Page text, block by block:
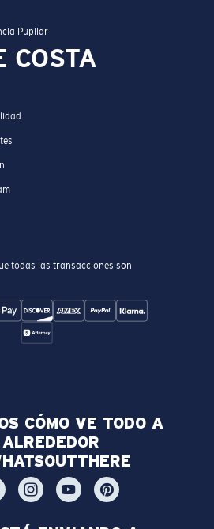
Pupilar
COSTA
todas las transacciones son
CÓMO VE TODO A